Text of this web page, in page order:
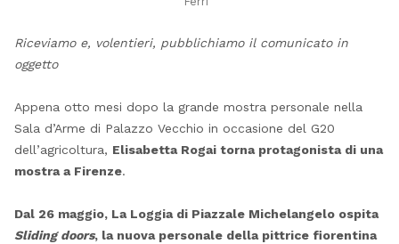
Riceviamo e, volentieri, pubblichiamo il comunicato in
oggetto
Appena otto mesi dopo la grande mostra personale nella
Sala d’Arme di Palazzo Vecchio in occasione del G20
dell’agricoltura, Elisabetta Rogai torna protagonista di una
mostra a Firenze.
Dal 26 maggio, La Loggia di Piazzale Michelangelo ospita
Sliding doors, la nuova personale della pittrice fiorentina